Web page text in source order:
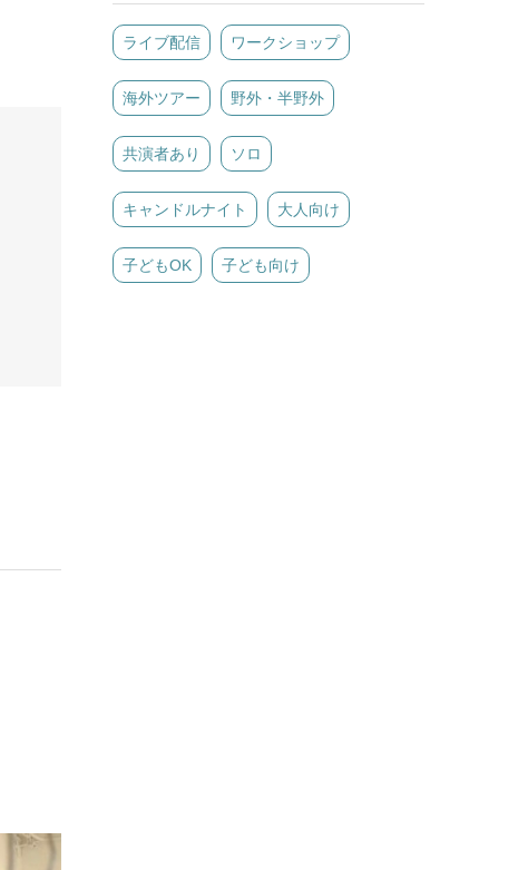
ライブ配信 ワークショップ
海外ツアー 野外・半野外
共演者あり ソロ
キャンドルナイト 大人向け
子どもOK 子ども向け